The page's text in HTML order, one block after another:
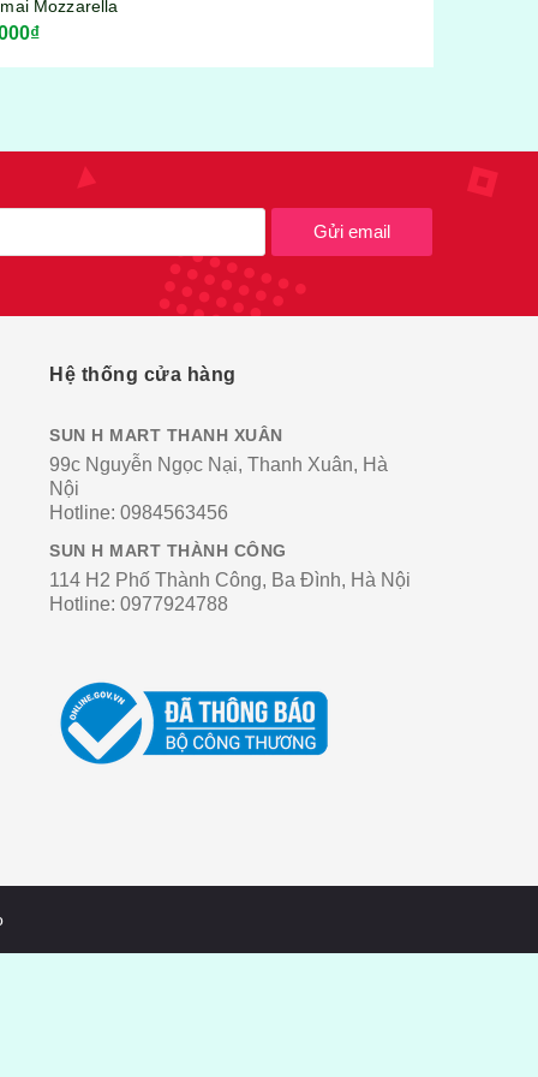
Gửi email
Hệ thống cửa hàng
SUN H MART THANH XUÂN
99c Nguyễn Ngọc Nại, Thanh Xuân, Hà
Nội
Hotline: 0984563456
SUN H MART THÀNH CÔNG
114 H2 Phố Thành Công, Ba Đình, Hà Nội
Hotline: 0977924788